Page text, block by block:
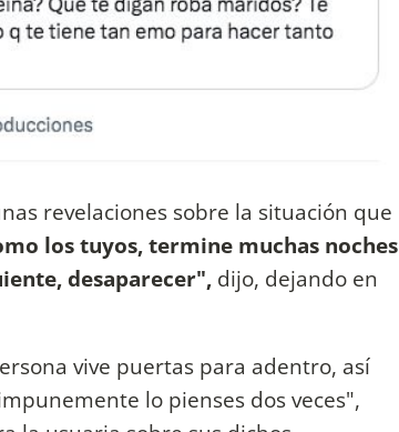
revelaciones sobre la situación que
los tuyos, termine muchas noches
desaparecer", dijo, dejando en
vive puertas para adentro, así
lo pienses dos veces",